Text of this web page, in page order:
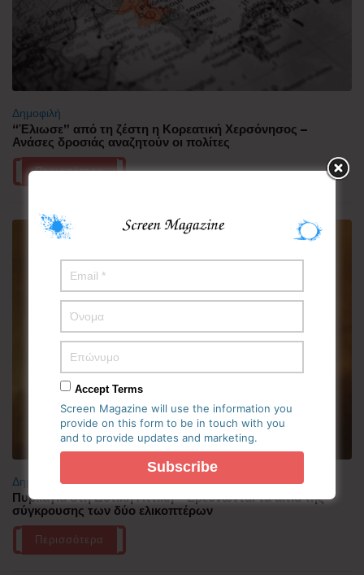
Δημοφιλή
“Έλιωσε” από τη ζέστη η Κορεατική Χερσόνησος –
Ανάσες δροσιάς αναζητούν οι πολίτες
Περισσότερα
Δημοφιλή
Πυρκαγιά στη Δυτική Αττική – Ερευνώνται τα αίτια της
σύγκρουσης των δύο ελικοπτέρων
Περισσότερα
Accept Terms
Screen Magazine will use the information you
provide on this form to be in touch with you
and to provide updates and marketing.